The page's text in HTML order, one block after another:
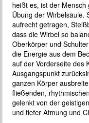
heißt es, ist der
Übung der Wirbelsäule.
aufrecht getragen,
dass die Wirbel so
Oberkörper und
die Energie aus dem
auf der Vorderseite des
Ausgangspunkt
ganzen Körper
fließenden,
gelenkt von der
und tiefer Atmung und